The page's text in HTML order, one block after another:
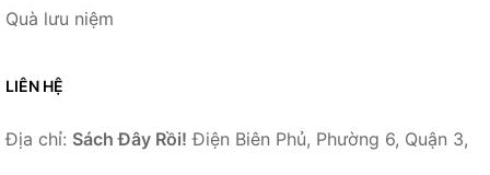
Quà lưu niệm
LIÊN HỆ
Địa chỉ: Sách Đây Rồi! Điện Biên Phủ, Phường 6, Quận 3,